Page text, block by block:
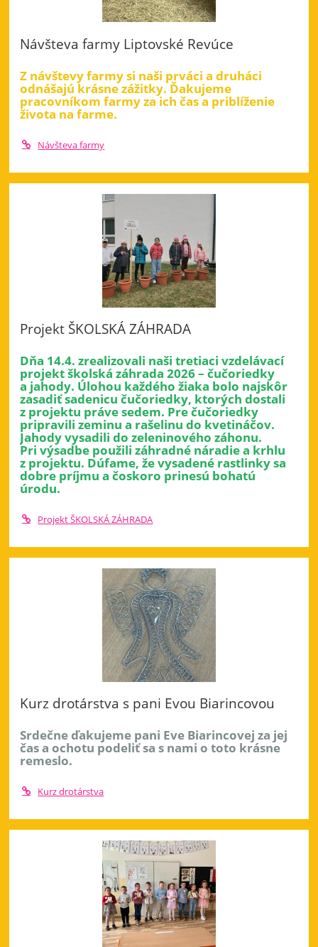
Návšteva farmy Liptovské Revúce
Z návštevy farmy si naši prváci a druháci
odnášajú krásne zážitky. Ďakujeme
pracovníkom farmy za ich čas a priblíženie
života na farme.
Návšteva farmy
Projekt ŠKOLSKÁ ZÁHRADA
Dňa 14.4. zrealizovali naši tretiaci vzdelávací
projekt školská záhrada 2026 – čučoriedky
a jahody. Úlohou každého žiaka bolo najskôr
zasadiť sadenicu čučoriedky, ktorých dostali
z projektu práve sedem. Pre čučoriedky
pripravili zeminu a rašelinu do kvetináčov.
Jahody vysadili do zeleninového záhonu.
Pri výsadbe použili záhradné náradie a krhlu
z projektu. Dúfame, že vysadené rastlinky sa
dobre príjmu a čoskoro prinesú bohatú
úrodu.
Projekt ŠKOLSKÁ ZÁHRADA
Kurz drotárstva s pani Evou Biarincovou
Srdečne ďakujeme pani Eve Biarincovej za jej
čas a ochotu podeliť sa s nami o toto krásne
remeslo.
Kurz drotárstva